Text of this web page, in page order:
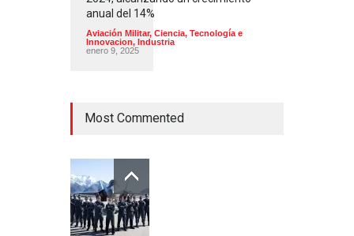
anual del 14%
Aviación Militar, Ciencia, Tecnología e
Innovacion, Industria
enero 9, 2025
Most Commented